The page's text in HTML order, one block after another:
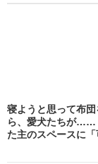
寝ようと思って布
ら、愛犬たちが
た主のスペースに